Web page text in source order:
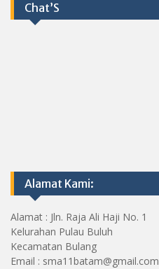
Chat’S
Alamat Kami:
Alamat : Jln. Raja Ali Haji No. 1
Kelurahan Pulau Buluh
Kecamatan Bulang
Email : sma11batam@gmail.com